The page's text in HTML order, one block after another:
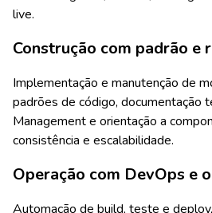
live.
Construção com padrão e
Implementação e manutenção de
padrões de código, documentação
Management e orientação a
consistência e escalabilidade.
Operação com DevOps e
Automação de build, teste e